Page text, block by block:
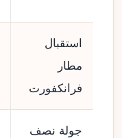
استقبال
مطار
فرانكفورت
جولة نصف